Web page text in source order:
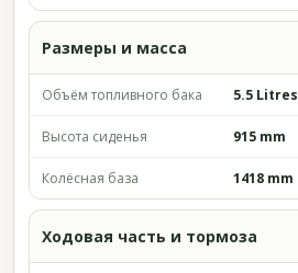
Размеры и масса
Объём топливного бака 5.5 Litres
Высота сиденья 915 mm
Колёсная база 1418 mm
Ходовая часть и тормоза